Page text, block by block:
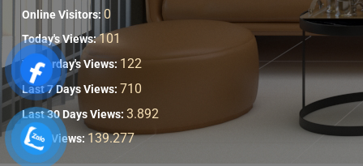
Online Visitors: 0
Today's Views:101
Yesterday's Views: 122
Last 7 Days Views: 710
Last 30 Days Views: 3.892
Total Views:139.277